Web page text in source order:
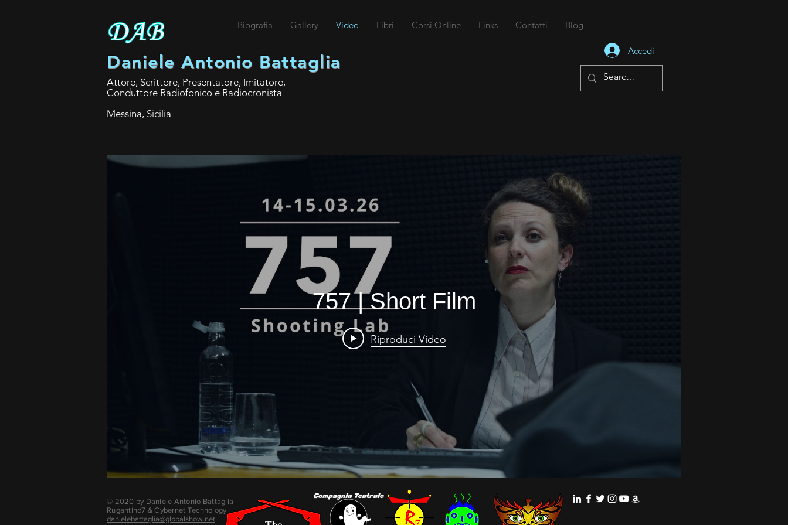
Biografia Gallery Video Libri Corsi Online Links Contatti Blog
Daniele Antonio Battaglia
Accedi
Attore, Scrittore, Presentatore, Imitatore,
Conduttore Radiofonico e Radiocronista
Messina, Sicilia
757 | Short Film
Riproduci Video
© 2020 by Daniele Antonio Battaglia
Rugantino7 & Cybernet Technology
danielebattaglia@globalshow.net